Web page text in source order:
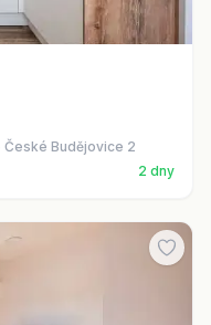
Budějovice 2
2 dny